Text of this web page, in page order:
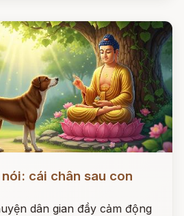
cái chân sau con
dân gian đầy cảm động